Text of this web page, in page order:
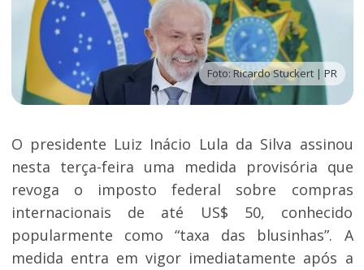
Foto: Ricardo Stuckert | PR
O presidente Luiz Inácio Lula da Silva assinou
nesta terça-feira uma medida provisória que
revoga o imposto federal sobre compras
internacionais de até US$ 50, conhecido
popularmente como “taxa das blusinhas”. A
medida entra em vigor imediatamente após a